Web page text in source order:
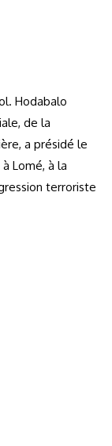
Hodabalo
de la
a présidé le
Lomé, à la
terroriste